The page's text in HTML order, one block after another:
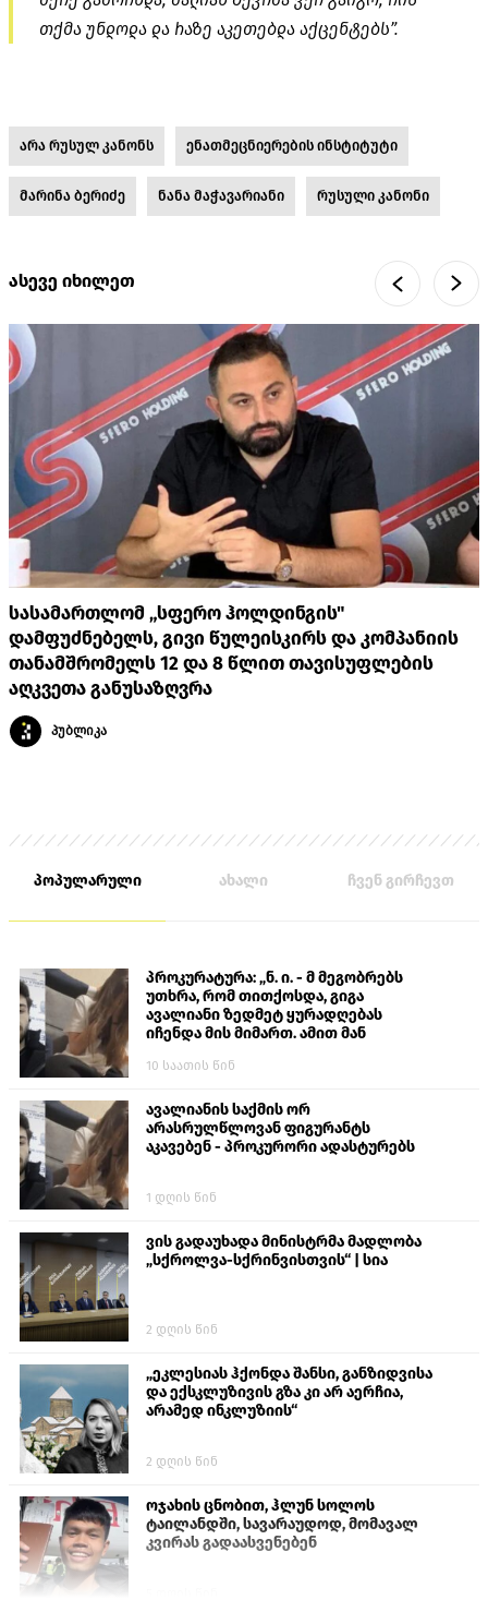
თქმა უნდოდა და რაზე აკეთებდა აქცენტებს”.
არა რუსულ კანონს ენათმეცნიერების ინსტიტუტი
მარინა ბერიძე ნანა მაჭავარიანი რუსული კანონი
ასევე იხილეთ
სასამართლომ „სფერო ჰოლდინგის"
დამფუძნებელს, გივი წულეისკირს და კომპანიის
თანამშრომელს 12 და 8 წლით თავისუფლების
აღკვეთა განუსაზღვრა
პუბლიკა
პოპულარული ახალი ჩვენ გირჩევთ
პროკურატურა: „ნ. ი. - მ მეგობრებს
უთხრა, რომ თითქოსდა, გიგა
ავალიანი ზედმეტ ყურადღებას
იჩენდა მის მიმართ. ამით მან
თავს დასხმოდა გიგა ავალიანს“
10 საათის წინ
ავალიანის საქმის ორ
არასრულწლოვან ფიგურანტს
აკავებენ - პროკურორი ადასტურებს
1 დღის წინ
ვის გადაუხადა მინისტრმა მადლობა
„სქროლვა-სქრინვისთვის“ | სია
2 დღის წინ
„ეკლესიას ჰქონდა შანსი, განზიდვისა
და ექსკლუზივის გზა კი არ აერჩია,
არამედ ინკლუზიის“
2 დღის წინ
ოჯახის ცნობით, ჰლუნ სოლოს
ტაილანდში, სავარაუდოდ, მომავალ
კვირას გადაასვენებენ